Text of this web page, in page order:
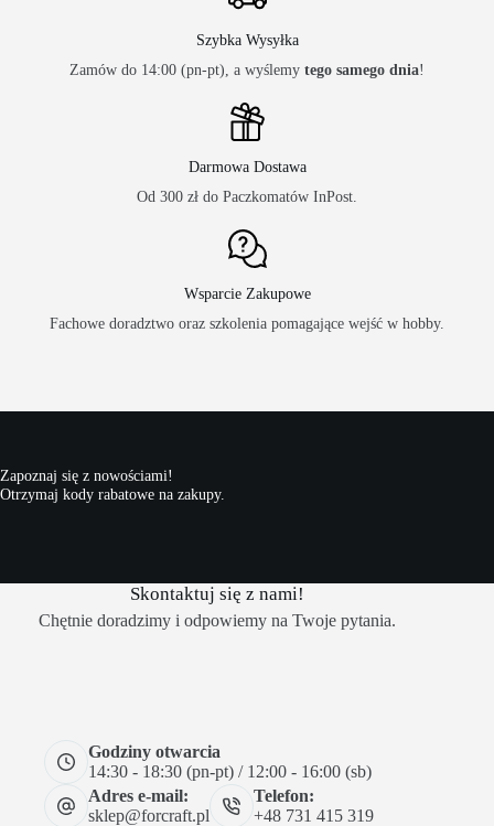
Szybka Wysyłka
Zamów do 14:00 (pn-pt), a wyślemy tego samego dnia!
Darmowa Dostawa
Od 300 zł do Paczkomatów InPost.
Wsparcie Zakupowe
Fachowe doradztwo oraz szkolenia pomagające wejść w hobby.
Zapoznaj się z nowościami!
Otrzymaj kody rabatowe na zakupy.
Skontaktuj się z nami!
Chętnie doradzimy i odpowiemy na Twoje pytania.
Godziny otwarcia
14:30 - 18:30 (pn-pt) / 12:00 - 16:00 (sb)
Adres e-mail:
sklep@forcraft.pl
Telefon:
+48 731 415 319